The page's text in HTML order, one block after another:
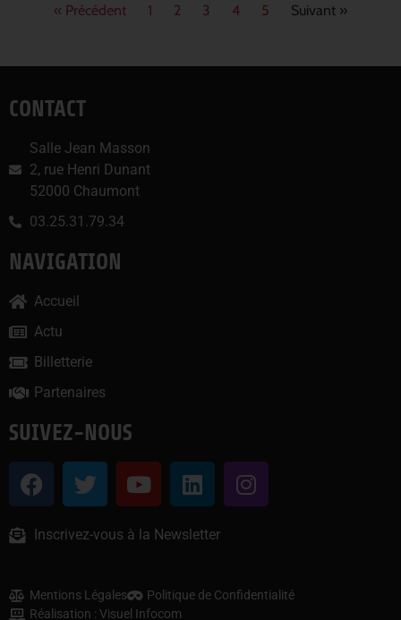
« Précédent 1 2 3 4 5 Suivant »
CONTACT
Salle Jean Masson
2, rue Henri Dunant
52000 Chaumont
03.25.31.79.34
NAVIGATION
Accueil
Actu
Billetterie
Partenaires
SUIVEZ-NOUS
Inscrivez-vous à la Newsletter
Mentions Légales
Politique de Confidentialité
Réalisation : Visuel Infocom